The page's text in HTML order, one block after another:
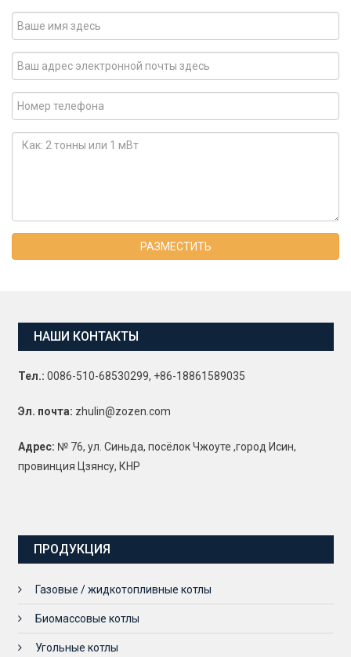
РАЗМЕСТИТЬ
НАШИ КОНТАКТЫ
Тел.: 0086-510-68530299, +86-18861589035
Эл. почта: zhulin@zozen.com
Адрес: № 76, ул. Синьда, посёлок Чжоуте ,город Исин,
провинция Цзянсу, КНР
ПРОДУКЦИЯ
Газовые / жидкотопливные котлы
Биомассовые котлы
Угольные котлы